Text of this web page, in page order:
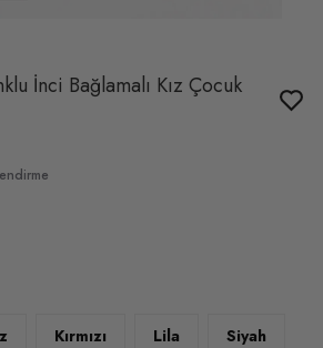
İnci Bağlamalı Kız Çocuk
Kırmızı Lila Siyah